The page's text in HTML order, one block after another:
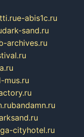
e-abis1c.ru
dark-sand.ru
archives.ru
mus.ru
bandamn.ru
cityhotel.ru